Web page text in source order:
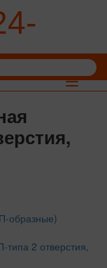
Toggle
образные)
2 отверстия,